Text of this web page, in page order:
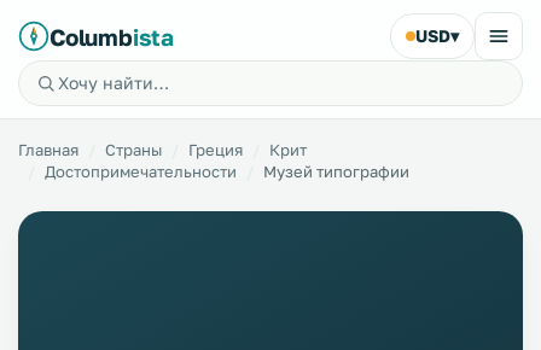
Columbista USD▾
Главная Страны Греция
Крит
Достопримечательности
Музей типографии